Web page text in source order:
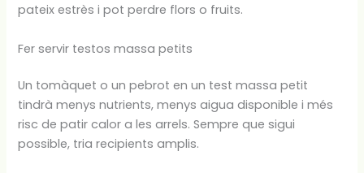
pateix estrès i pot perdre flors o fruits.
Fer servir testos massa petits
Un tomàquet o un pebrot en un test massa petit
tindrà menys nutrients, menys aigua disponible i més
risc de patir calor a les arrels. Sempre que sigui
possible, tria recipients amplis.